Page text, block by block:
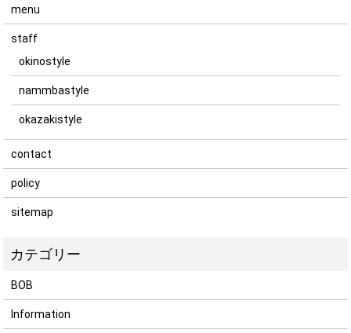
menu
staff
okinostyle
nammbastyle
okazakistyle
contact
policy
sitemap
BOB
Information